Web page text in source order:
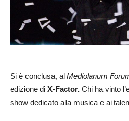
Si è conclusa, al Mediolanum
edizione di X-Factor. Chi ha vinto
show dedicato alla musica e ai